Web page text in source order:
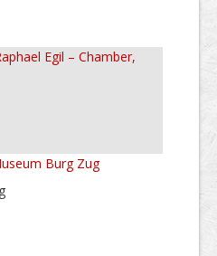
Egil – Chamber,
Burg Zug